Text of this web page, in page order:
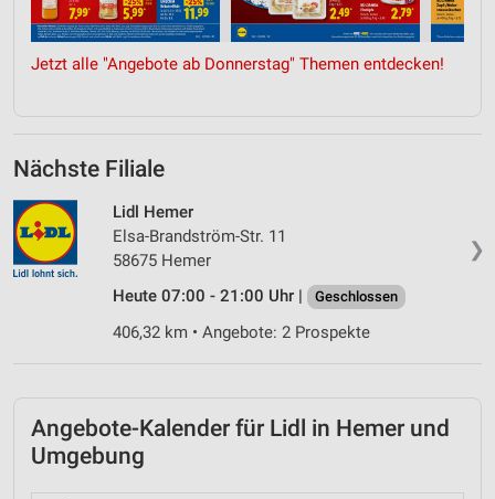
Jetzt alle "Angebote ab Donnerstag" Themen entdecken!
Nächste Filiale
❯
Lidl Hemer
Elsa-Brandström-Str. 11
58675 Hemer
Heute 07:00 - 21:00 Uhr |
Geschlossen
406,32 km • Angebote: 2 Prospekte
Angebote-Kalender für Lidl in Hemer und
Umgebung